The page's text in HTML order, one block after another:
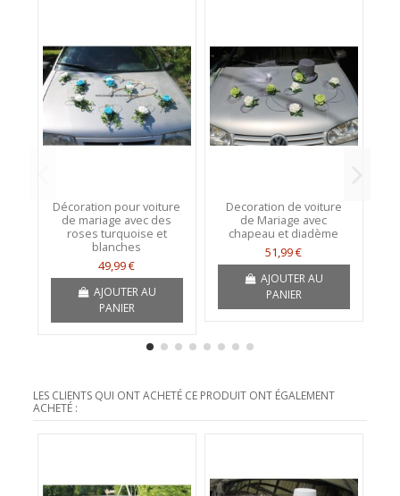
Décoration pour voiture
de mariage avec des
roses turquoise et
blanches
49,99 €
AJOUTER AU
PANIER
Decoration de voiture
de Mariage avec
chapeau et diadème
51,99 €
AJOUTER AU
PANIER
LES CLIENTS QUI ONT ACHETÉ CE PRODUIT ONT ÉGALEMENT
ACHETÉ :